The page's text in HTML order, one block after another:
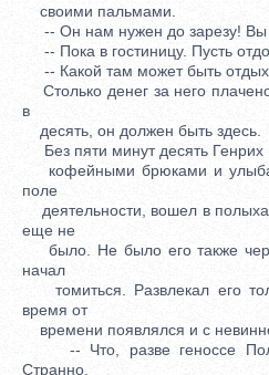
своими пальмами.
-- Он нам нужен до зарезу! Вы
-- Пока в гостиницу. Пусть
-- Какой там может быть
Столько денег за него
в
десять, он должен быть здесь.
Без пяти минут десять Генрих
кофейными брюками и
поле
деятельности, вошел в
еще не
было. Не было его также
начал
томиться. Развлекал его
время от
времени появлялся и с
-- Что, разве геноссе
Странно.